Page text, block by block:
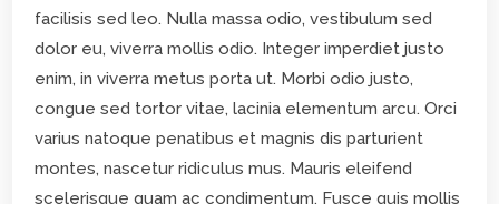
facilisis sed leo. Nulla massa odio, vestibulum sed
dolor eu, viverra mollis odio. Integer imperdiet justo
enim, in viverra metus porta ut. Morbi odio justo,
congue sed tortor vitae, lacinia elementum arcu. Orci
varius natoque penatibus et magnis dis parturient
montes, nascetur ridiculus mus. Mauris eleifend
scelerisque quam ac condimentum. Fusce quis mollis